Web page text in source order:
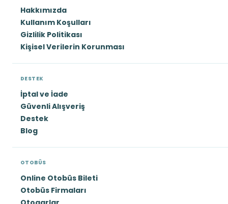
Hakkımızda
Kullanım Koşulları
Gizlilik Politikası
Kişisel Verilerin Korunması
DESTEK
İptal ve İade
Güvenli Alışveriş
Destek
Blog
OTOBÜS
Online Otobüs Bileti
Otobüs Firmaları